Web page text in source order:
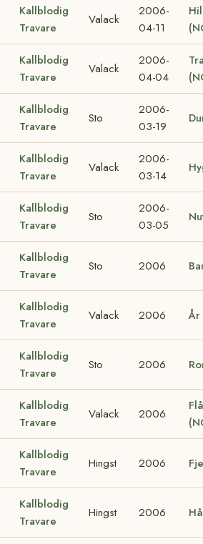
Kallblodig
Travare
Valack
2006-
04-11
Kallblodig
Travare
Valack
2006-
04-04
Kallblodig
Travare
Sto
2006-
03-19
Kallblodig
Travare
Valack
2006-
03-14
Kallblodig
Travare
Sto
2006-
03-05
Kallblodig
Travare
Sto 2006
Kallblodig
Travare
Valack 2006 År
Kallblodig
Travare
Sto 2006
Kallblodig
Travare
Valack 2006
Kallblodig
Travare
Hingst 2006
Kallblodig
Travare
Hingst 2006